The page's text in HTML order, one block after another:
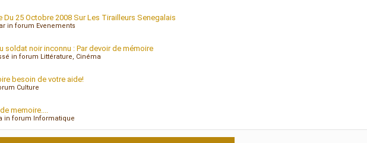
Du 25 Octobre 2008 Sur Les Tirailleurs Senegalais
in forum Evenements
soldat noir inconnu : Par devoir de mémoire
in forum Littérature, Cinéma
besoin de votre aide!
Culture
memoire....
in forum Informatique